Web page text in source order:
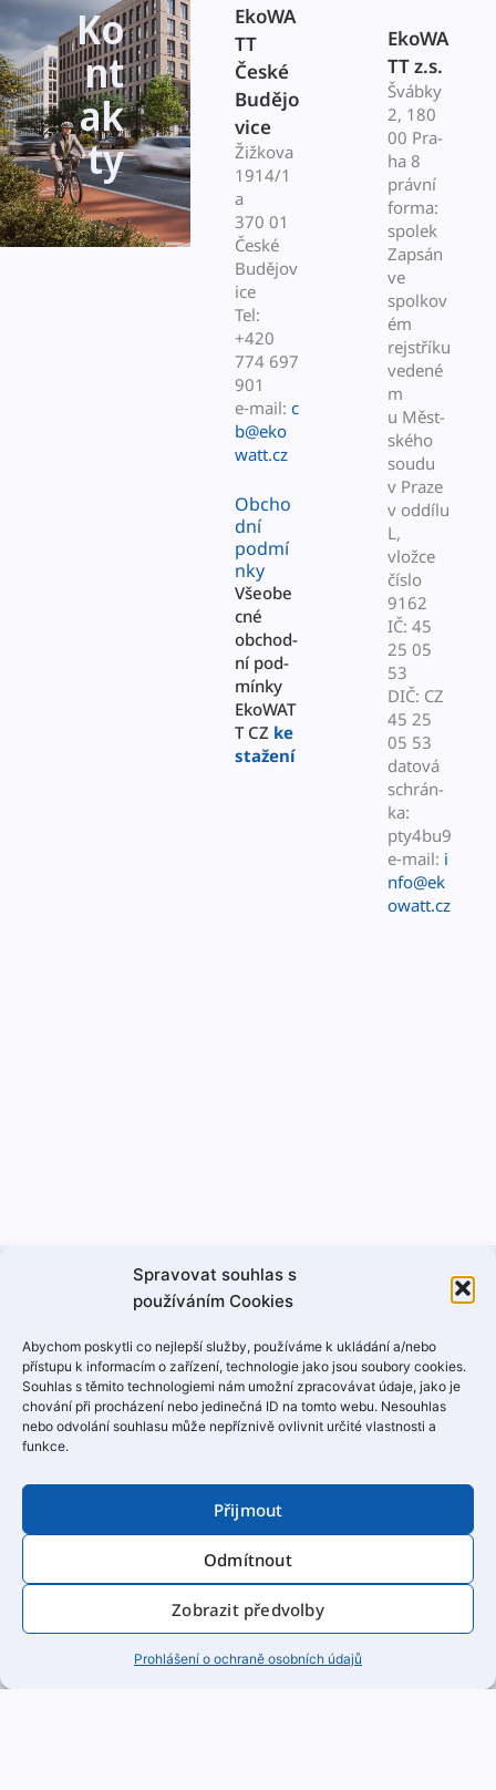
Spravovat souhlas s
používáním Cookies
Abychom poskytli co nejlepší služby, používáme k ukládání a/nebo
přístupu k informacím o zařízení, technologie jako jsou soubory cookies.
Souhlas s těmito technologiemi nám umožní zpracovávat údaje, jako je
chování při procházení nebo jedinečná ID na tomto webu. Nesouhlas
nebo odvolání souhlasu může nepříznivě ovlivnit určité vlastnosti a
funkce.
Přijmout
Odmítnout
Zobrazit předvolby
Prohlášení o ochraně osobních údajů
Ko
nt
ak
ty
EkoWA
TT z.s.
Švábky
2, 180
00 Pra­
ha 8
právní
for­ma:
spolek
Zap­sán
ve
spolkov
ém
rejstříku
vedené
m
u Měst­
ského
soudu
v Praze
v odd­ílu
L,
vložce
čís­lo
9162
IČ: 45
25 05
53
DIČ: CZ
45 25
05 53
datová
schrán­
ka:
pty4bu9
e‑mail: i
nfo@ek
owatt.cz
EkoWA
TT
České
Budějo
vice
Žižko­va
1914/1
a
370 01
České
Budějov
ice
Tel:
+420
774 697
901
e‑mail: c
b@eko
watt.cz
Obcho
dní
podmí
nky
Všeobe
c­né
obchod­
ní pod­
mínky
EkoWAT
T CZ ke
stažení
EkoWATT je jednou z mála firem v Evropě
nabízejících všechny certifikace budov
Naši partneři